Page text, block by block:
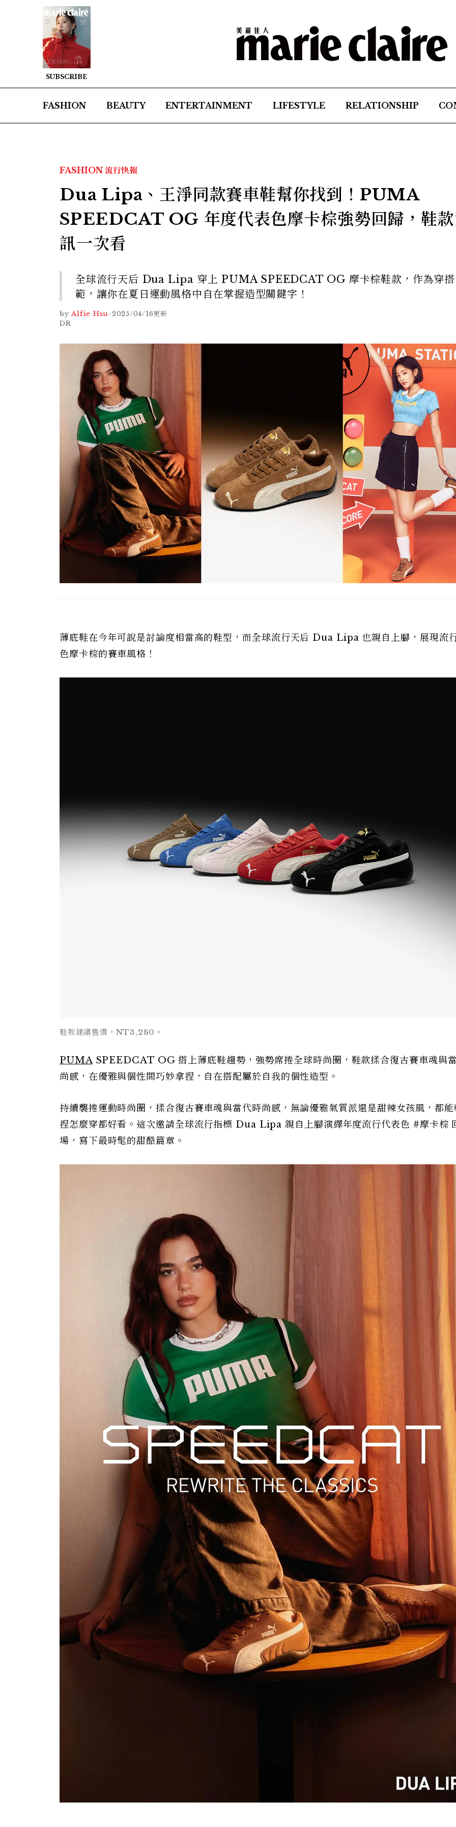
SUBSCRIBE
FASHION BEAUTY ENTERTAINMENT LIFESTYLE RELATIONSHIP
FASHION 流行快報
Dua Lipa、王淨同款賽車鞋幫你找到！PUMA
SPEEDCAT OG 年度代表色摩卡棕強勢回歸，鞋
訊一次看
全球流行天后 Dua Lipa 穿上 PUMA SPEEDCAT OG 摩卡棕鞋款，作為穿
範，讓你在夏日運動風格中自在掌握造型關鍵字！
by Alfie Hsu-2025/04/16更新
DR
薄底鞋在今年可說是討論度相當高的鞋型，而全球流行天后 Dua Lipa 也親自上腳，展現流
色摩卡棕的賽車風格！
鞋款建議售價，NT3,280。
PUMASPEEDCAT OG 搭上薄底鞋趨勢，強勢席捲全球時尚圈，鞋款揉合復古賽車魂與
尚感，在優雅與個性間巧妙拿捏，自在搭配屬於自我的個性造型。
持續襲捲運動時尚圈，揉合復古賽車魂與當代時尚感，無論優雅氣質派還是甜辣女孩風，都
捏怎麼穿都好看。這次邀請全球流行指標 Dua Lipa 親自上腳演繹年度流行代表色 #摩卡棕
場，寫下最時髦的甜酷篇章。